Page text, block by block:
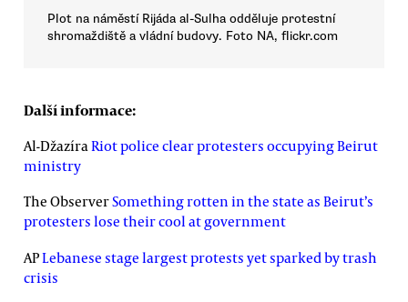
Plot na náměstí Rijáda al-Sulha odděluje protestní
shromaždiště a vládní budovy. Foto NA, flickr.com
Další informace:
Al-Džazíra Riot police clear protesters occupying Beirut
ministry
The ObserverSomething rotten in the state as Beirut’s
protesters lose their cool at government
APLebanese stage largest protests yet sparked by trash
crisis